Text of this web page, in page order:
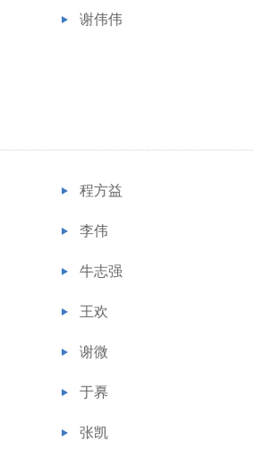
谢伟伟
程方益
李伟
牛志强
王欢
谢微
于奡
张凯